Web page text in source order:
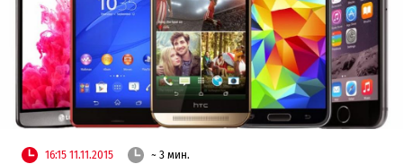
16:15 11.11.2015 ~ 3 мин.